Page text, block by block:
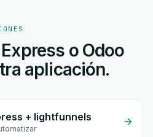
o Odoo
aplicación.
+ lightfunnels